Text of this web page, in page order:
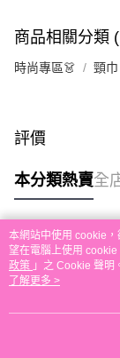
每筆HK$30.00，
每筆HK$30.00，
免運費
其他地區配送
商品相關分類
時尚專區👗 頸巾
評價
本分類熱賣全
熱門標籤
熱銷排行
本網站中使用 cookie
望在電腦上使用
政策 」之 Cookie 聲明
條款之 Cookie 聲明使
了解更多 >